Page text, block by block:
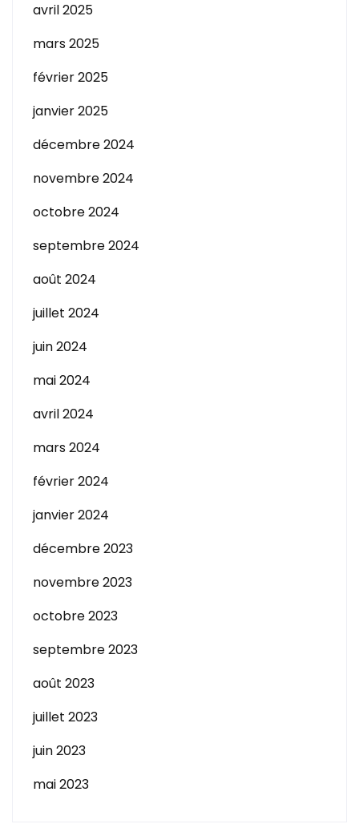
avril 2025
mars 2025
février 2025
janvier 2025
décembre 2024
novembre 2024
octobre 2024
septembre 2024
août 2024
juillet 2024
juin 2024
mai 2024
avril 2024
mars 2024
février 2024
janvier 2024
décembre 2023
novembre 2023
octobre 2023
septembre 2023
août 2023
juillet 2023
juin 2023
mai 2023